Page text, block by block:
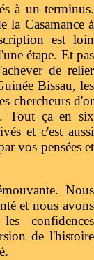
à un terminus.
la Casamance à
est loin
étape. Et pas
de relier
Bissau, les
chercheurs d'or
Tout ça en six
et c'est aussi
vos pensées et
Nous
et nous avons
confidences
de l'histoire